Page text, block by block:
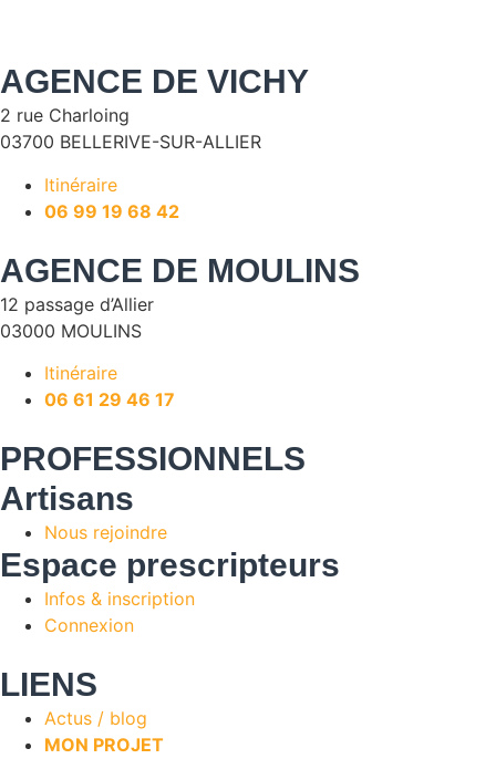
AGENCE DE VICHY
2 rue Charloing
03700 BELLERIVE-SUR-ALLIER
Itinéraire
06 99 19 68 42
AGENCE DE MOULINS
12 passage d’Allier
03000 MOULINS
Itinéraire
06 61 29 46 17
PROFESSIONNELS
Artisans
Nous rejoindre
Espace prescripteurs
Infos & inscription
Connexion
LIENS
Actus / blog
MON PROJET